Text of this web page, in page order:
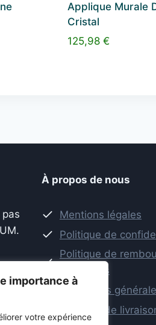
importance à
votre expérience
Applique Murale
Cristal
125,98 €
pas
À propos de nous
Mentions légales
Politique de
Politique de
de retours
Conditions
Politique de